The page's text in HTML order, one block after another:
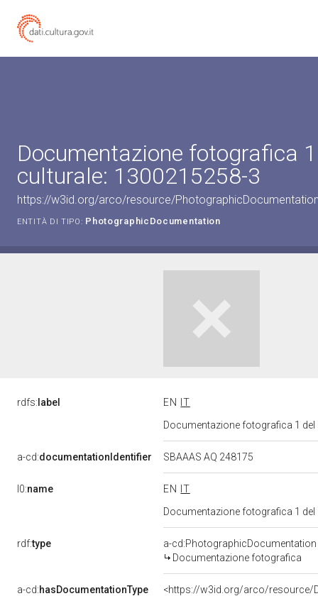
Documentazione fotografica
culturale: 1300215258-3
https://w3id.org/arco/resource/
ENTITÀ DI TIPO: PhotographicDocumentation
rdfs: label EN
IT
Documentazione fotografica 1
a-cd:documentationIdentifier SBAAAS AQ 248175
l0:name EN
IT
Documentazione fotografica 1
rdf:type
a-cd:PhotographicDocumentation
Documentazione fotografica
a-cd:hasDocumentationType
<https://w3id.org/arco/resource/